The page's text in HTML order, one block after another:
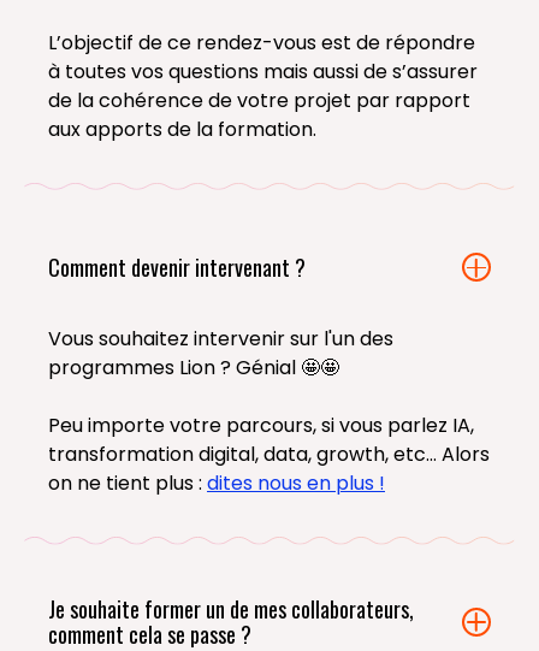
L’objectif de ce rendez-vous est de répondre
à toutes vos questions mais aussi de s’assurer
de la cohérence de votre projet par rapport
aux apports de la formation.
Comment devenir intervenant ?
Vous souhaitez intervenir sur l'un des
programmes Lion ? Génial 🤩🤩
Peu importe votre parcours, si vous parlez IA,
transformation digital, data, growth, etc... Alors
on ne tient plus : dites nous en plus !
Je souhaite former un de mes collaborateurs,
comment cela se passe ?